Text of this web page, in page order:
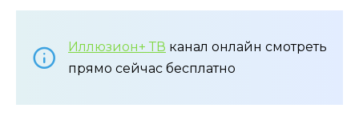
Иллюзион+ ТВ канал онлайн смотреть
прямо сейчас бесплатно